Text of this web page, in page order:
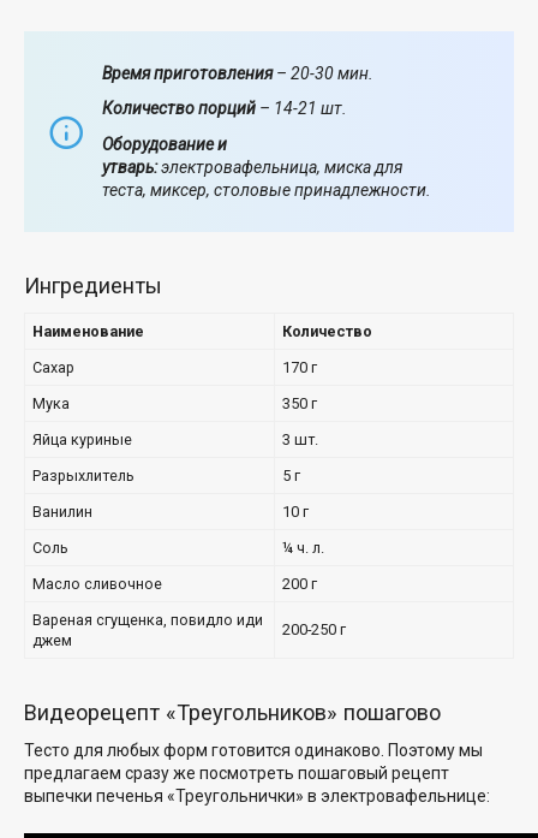
Время приготовления– 20-30 мин.
Количество порций – 14-21 шт.
Оборудование и
утварь:электровафельница, миска для
теста, миксер, столовые принадлежности.
Ингредиенты
Наименование
Количество
Сахар
170 г
Мука
350 г
Яйца куриные
3 шт.
Разрыхлитель
5 г
Ванилин
10 г
Соль
¼ ч. л.
Масло сливочное
200 г
Вареная сгущенка, повидло иди
джем
200-250 г
Видеорецепт «Треугольников» пошагово
Тесто для любых форм готовится одинаково. Поэтому мы
предлагаем сразу же посмотреть пошаговый рецепт
выпечки печенья «Треугольнички» в электровафельнице: